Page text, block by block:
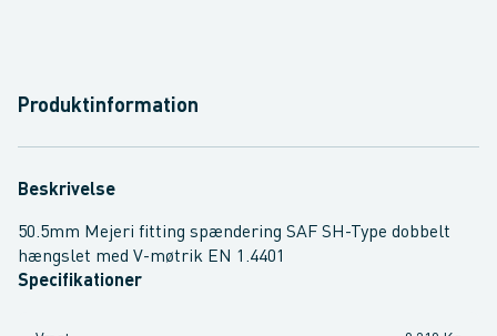
Produktinformation
Beskrivelse
50.5mm Mejeri fitting spændering SAF SH-Type dobbelt
hængslet med V-møtrik EN 1.4401
Specifikationer